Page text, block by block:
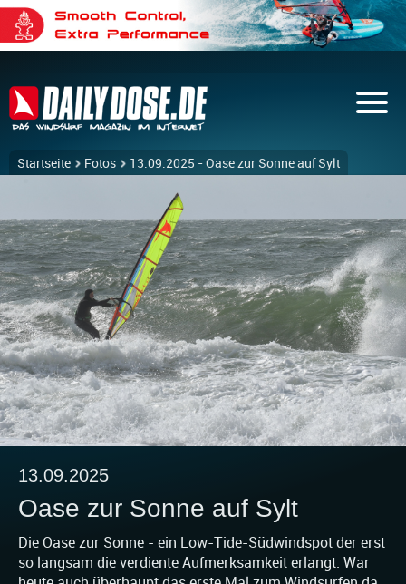
Startseite Fotos 13.09.2025 - Oase zur Sonne auf Sylt
13.09.2025
Oase zur Sonne auf Sylt
Die Oase zur Sonne - ein Low-Tide-Südwindspot der erst
so langsam die verdiente Aufmerksamkeit erlangt. War